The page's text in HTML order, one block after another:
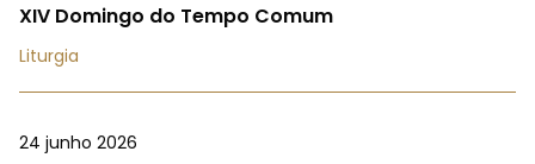
XIV Domingo do Tempo Comum
Liturgia
24 junho 2026